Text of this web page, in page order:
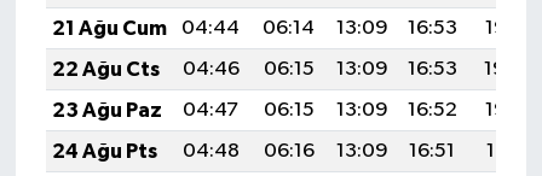
21 Ağu Cum
04:44 06:14 13:09 16:53
19:55
22 Ağu Cts
04:46 06:15 13:09 16:53
19:54
23 Ağu Paz
04:47 06:15 13:09 16:52
19:52
24 Ağu Pts
04:48 06:16 13:09 16:51
19:51